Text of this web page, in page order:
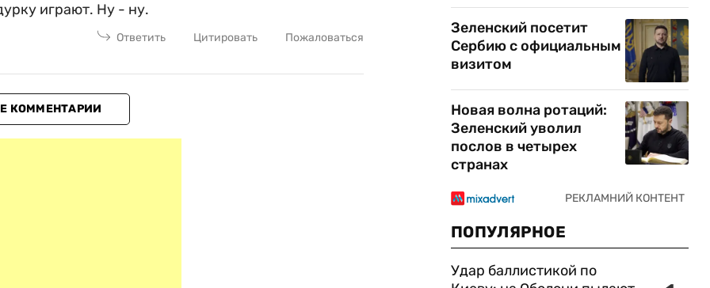
играют. Ну - ну.
Ответить Цитировать Пожаловаться
КОММЕНТАРИИ
Зеленский посетит
Сербию с официальным
визитом
Новая волна ротаций:
Зеленский уволил
послов в четырех
странах
ПОПУЛЯРНОЕ
Удар баллистикой по